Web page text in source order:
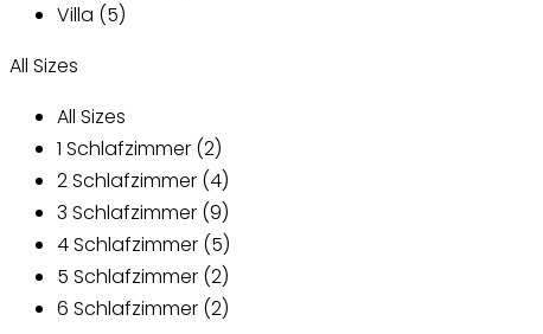
Villa (5)
All Sizes
All Sizes
1 Schlafzimmer (2)
2 Schlafzimmer (4)
3 Schlafzimmer (9)
4 Schlafzimmer (5)
5 Schlafzimmer (2)
6 Schlafzimmer (2)